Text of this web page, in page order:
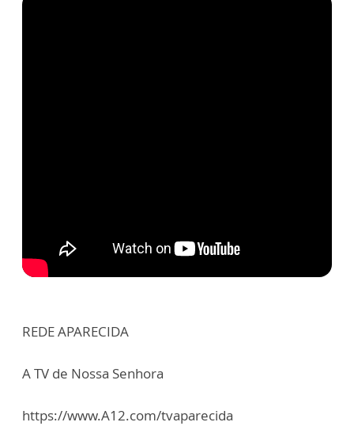
REDE APARECIDA
A TV de Nossa Senhora
https://www.A12.com/tvaparecida